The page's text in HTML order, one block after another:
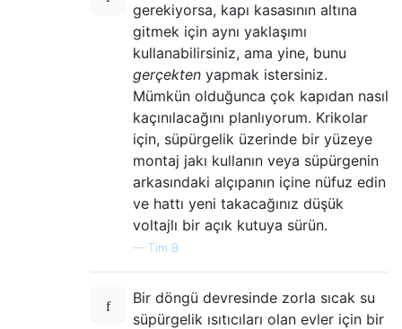
gerekiyorsa, kapı kasasının altına
gitmek için aynı yaklaşımı
kullanabilirsiniz, ama yine, bunu
gerçekten yapmak istersiniz.
Mümkün olduğunca çok kapıdan nasıl
kaçınılacağını planlıyorum. Krikolar
için, süpürgelik üzerinde bir yüzeye
montaj jakı kullanın veya süpürgenin
arkasındaki alçıpanın içine nüfuz edin
ve hattı yeni takacağınız düşük
voltajlı bir açık kutuya sürün.
— Tim B
Bir döngü devresinde zorla sıcak su
süpürgelik ısıtıcıları olan evler için bir